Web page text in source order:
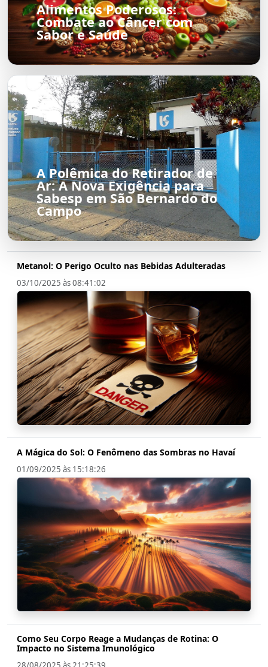
Alimentos Poderosos:
Combate ao Câncer com
Sabor e Saúde
A Polêmica do Retirador de
Ar: A Nova Exigência para
Sabesp em São Bernardo do
Campo
Metanol: O Perigo Oculto nas Bebidas Adulteradas
03/10/2025 às 08:41:02
A Mágica do Sol: O Fenômeno das Sombras no Havaí
01/09/2025 às 15:18:26
Como Seu Corpo Reage a Mudanças de Rotina: O
Impacto no Sistema Imunológico